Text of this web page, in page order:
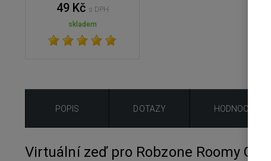
49 Kč s DPH
skladem
POPIS DOTAZY HODNOCENÍ
Virtuální zeď pro Robzone Roomy Gold: